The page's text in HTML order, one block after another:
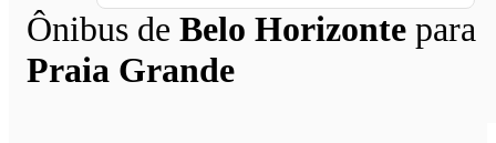
Ônibus de Belo Horizonte para
Praia Grande